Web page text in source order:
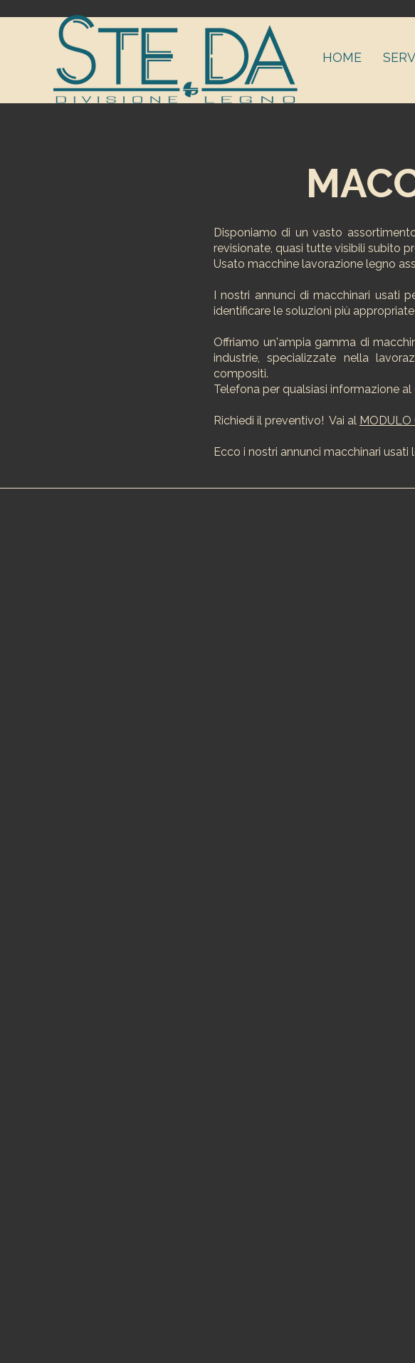
HOME
Disponiamo di un vasto
revisionate, quasi tutte visibili subito
Usato macchine lavorazione legno
I nostri annunci di macchinari usati
identificare le soluzioni più
Offriamo un'ampia gamma di
industrie, specializzate nella
compositi.
Telefona per qualsiasi informazione al
Richiedi il preventivo! Vai al MODULO
Ecco i nostri annunci macchinari